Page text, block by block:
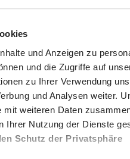
und Anzeigen zu
und die Zugriffe auf
zu Ihrer Verwendung
und Analysen weiter.
weiteren Daten
Ihrer Nutzung der Dienste
Schutz der Privatsphäre